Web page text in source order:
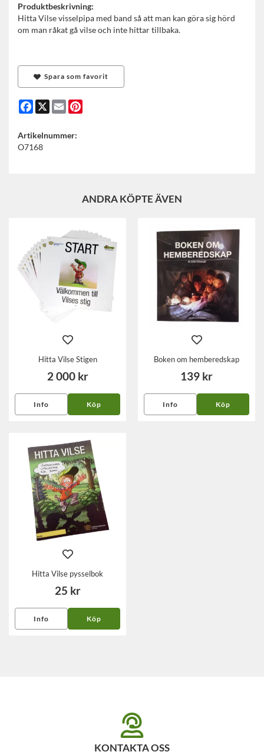
Produktbeskrivning:
Hitta Vilse visselpipa med band så att man kan göra sig hörd
om man råkat gå vilse och inte hittar tillbaka.
Spara som favorit
Facebook
X Email
Artikelnummer:
O7168
ANDRA KÖPTE ÄVEN
Hitta Vilse Stigen
2 000 kr
Info Köp
Boken om hemberedskap
139 kr
Info Köp
Hitta Vilse pysselbok
25 kr
Info Köp
KONTAKTA OSS